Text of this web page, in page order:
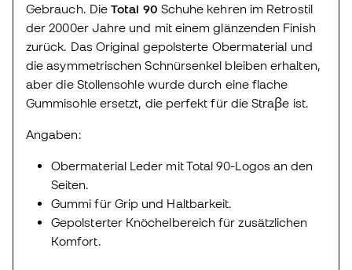
Gebrauch. DieTotal 90 Schuhe kehren im Retrostil
der 2000er Jahre und mit einem glänzenden Finish
zurück. Das Original gepolsterte Obermaterial und
die asymmetrischen Schnürsenkel bleiben erhalten,
aber die Stollensohle wurde durch eine flache
Gummisohle ersetzt, die perfekt für die Straβe ist.
Angaben:
Obermaterial Leder mit Total 90-Logos an den
Seiten.
Gummi für Grip und Haltbarkeit.
Gepolsterter Knöchelbereich für zusätzlichen
Komfort.